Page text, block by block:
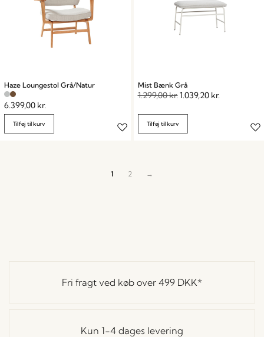
Haze Loungestol Grå/Natur
6.399,00 kr.
Tilføj til kurv
Mist Bænk Grå
1.299,00kr.1.039,20 kr.
Tilføj til kurv
1 2 →
Fri fragt ved køb over 499 DKK*
Kun 1-4 dages levering